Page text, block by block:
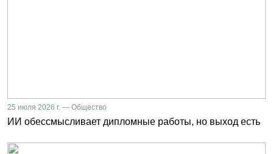
25 июля 2026 г. — Общество
ИИ обессмысливает дипломные работы, но выход есть